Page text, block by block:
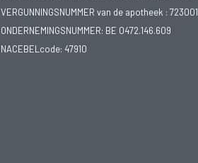
VERGUNNINGSNUMMER van de apotheek : 723001
ONDERNEMINGSNUMMER: BE 0472.146.609
NACEBELcode: 47910